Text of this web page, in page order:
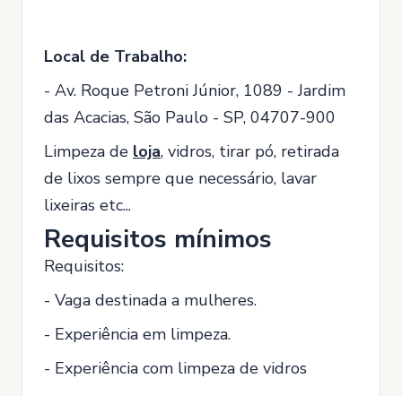
Local de Trabalho:
- Av. Roque Petroni Júnior, 1089 - Jardim
das Acacias, São Paulo - SP, 04707-900
Limpeza de loja, vidros, tirar pó, retirada
de lixos sempre que necessário, lavar
lixeiras etc...
Requisitos mínimos
Requisitos:
- Vaga destinada a mulheres.
- Experiência em limpeza.
- Experiência com limpeza de vidros